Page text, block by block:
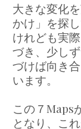
大きな変化
かけ」を探
けれども実
づき、少し
づけば向き
います。
この７Maps
となり、こ